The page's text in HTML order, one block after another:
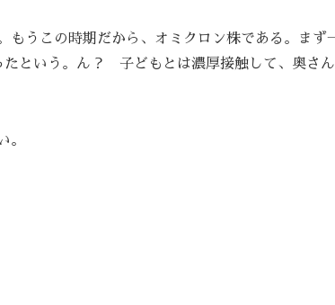
もうこの時期だから、オミクロン株である。まず
という。ん？ 子どもとは濃厚接触して、奥さ
。